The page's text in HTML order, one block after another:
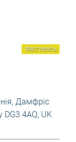
Фестиваль
Дамфріс
4AQ, UK